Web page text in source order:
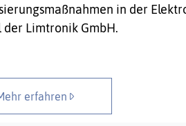
in der
der Limtronik GmbH.
erfahren